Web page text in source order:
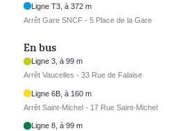
Ligne T3, à 372 m
Arrêt Gare SNCF - 5 Place de la Gare
En bus
Ligne 3, à 99 m
Arrêt Vaucelles - 33 Rue de Falaise
Ligne 6B, à 160 m
Arrêt Saint-Michel - 17 Rue Saint-Michel
Ligne 8, à 99 m